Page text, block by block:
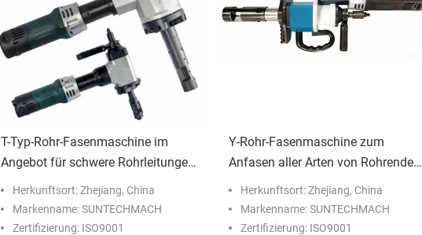
T-Typ-Rohr-Fasenmaschine im
Angebot für schwere Rohrleitungen
in der Erdöl-, Chemie-, Erdgas-,
Stromversorgungs-, Kessel- und
Kernkraftindustrie
Herkunftsort: Zhejiang, China
Markenname: SUNTECHMACH
Zertifizierung: ISO9001
Y-Rohr-Fasenmaschine zum
Anfasen aller Arten von Rohrenden,
Druckbehältern und Flanschen vor
Ort
Herkunftsort: Zhejiang, China
Markenname: SUNTECHMACH
Zertifizierung: ISO9001